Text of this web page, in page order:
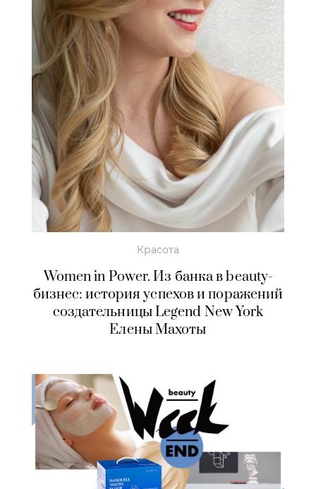
Красота
Women in Power. Из банка в beauty-
бизнес: история успехов и поражений
создательницы Legend New York
Елены Махоты